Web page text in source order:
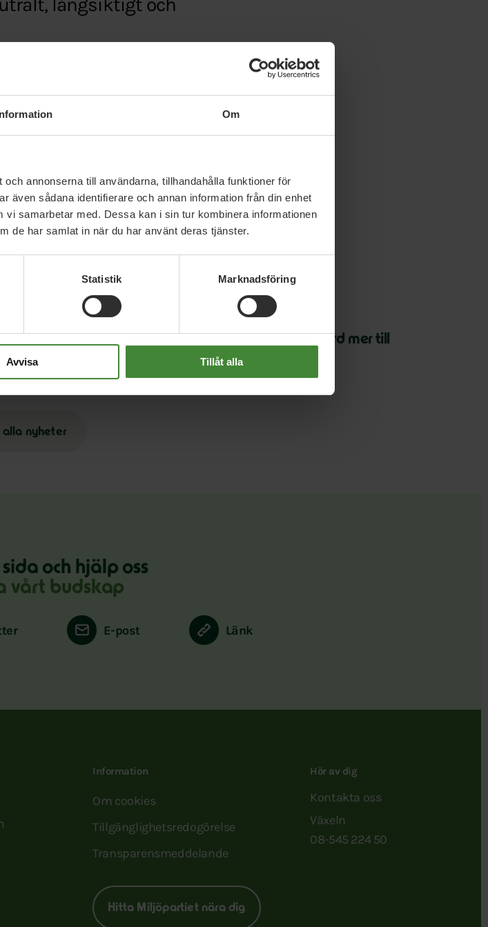
Om
annonserna till användarna, tillhandahålla funktioner för
även sådana identifierare och annan information från din enhet
samarbetar med. Dessa kan i sin tur kombinera informationen
de har samlat in när du har använt deras tjänster.
Statistik Marknadsföring
Avvisa Tillåt alla
upp-2017-ersatts-med-ny-filmpolitik/
nyheter
svensk film –
med sin frånvaro
Miljöpartiet vill ge en miljard mer till
kulturen
alla nyheter
och hjälp oss
vårt budskap
E-post Länk
Information
Om cookies
Tillgänglighetsredogörelse
Transparensmeddelande
Hitta Miljöpartiet nära dig
Hör av dig
Kontakta oss
Växeln
08-545 224 50